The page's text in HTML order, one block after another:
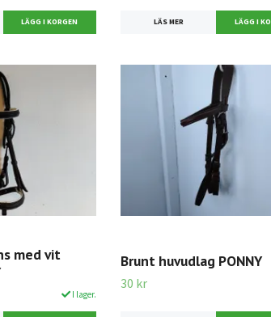
LÄS MER
med vit
I lager.
Brunt huvudlag PONNY
30 kr